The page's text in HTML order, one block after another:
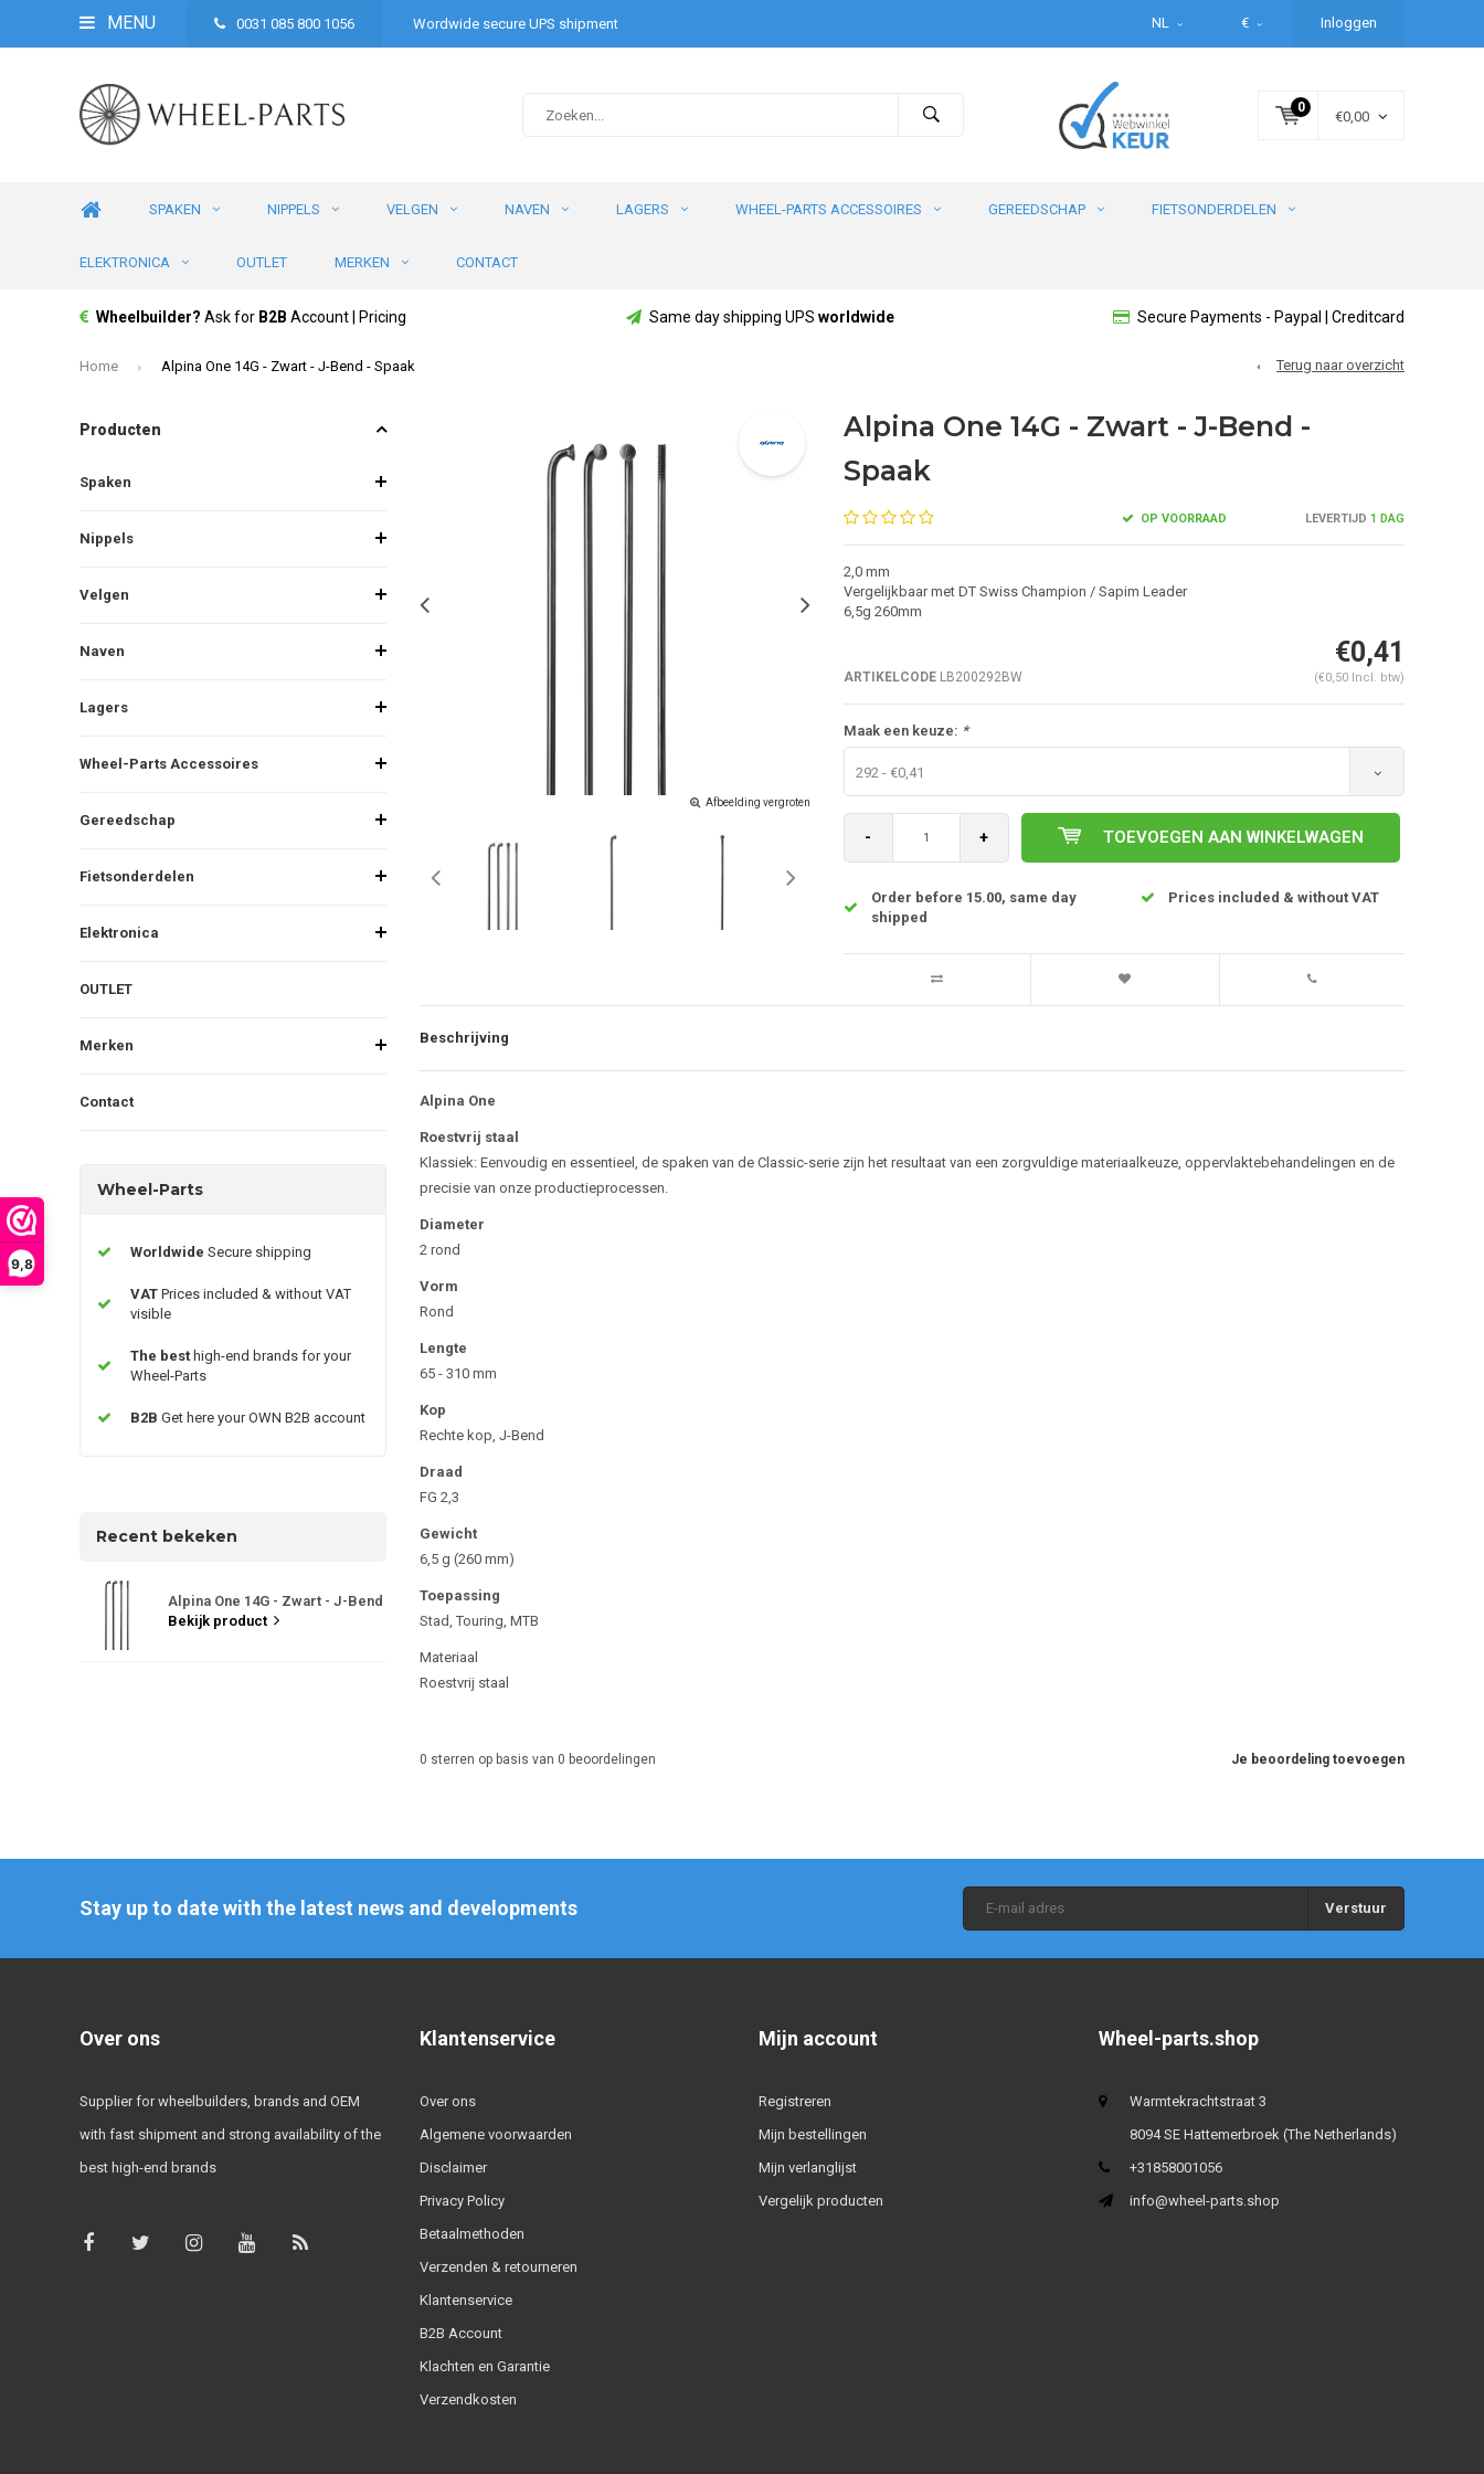
9,8
MENU 0031 085 800 1056 Wordwide secure UPS shipment NL € Inloggen
0
€0,00
SPAKEN NIPPELS VELGEN NAVEN LAGERS WHEEL-PARTS ACCESSOIRES GEREEDSCHAP FIETSONDERDELEN
ELEKTRONICA OUTLET MERKEN CONTACT
Wheelbuilder? Ask for B2B Account | Pricing Same day shipping UPS worldwide Secure Payments - Paypal | Creditcard
Home Alpina One 14G - Zwart - J-Bend - Spaak Terug naar overzicht
Producten
Spaken
Nippels
Velgen
Naven
Lagers
Wheel-Parts Accessoires
Gereedschap
Fietsonderdelen
Elektronica
OUTLET
Merken
Contact
Wheel-Parts
Worldwide Secure shipping
VAT Prices included & without VAT
visible
The best high-end brands for your
Wheel-Parts
B2B Get here your OWN B2B account
Recent bekeken
Alpina One 14G - Zwart - J-Bend
Bekijk product
Afbeelding vergroten
Alpina One 14G - Zwart - J-Bend -
Spaak
OP VOORRAAD LEVERTIJD 1 DAG
2,0 mm
Vergelijkbaar met DT Swiss Champion / Sapim Leader
6,5g 260mm
ARTIKELCODELB200292BW
€0,41
(€0,50 Incl. btw)
Maak een keuze: *
292 - €0,41
- + TOEVOEGEN AAN WINKELWAGEN
Order before 15.00, same day
shipped
Prices included & without VAT
Beschrijving
Alpina One
Roestvrij staal
Klassiek: Eenvoudig en essentieel, de spaken van de Classic-serie zijn het resultaat van een zorgvuldige materiaalkeuze, oppervlaktebehandelingen en de
precisie van onze productieprocessen.
Diameter
2 rond
Vorm
Rond
Lengte
65 - 310 mm
Kop
Rechte kop, J-Bend
Draad
FG 2,3
Gewicht
6,5 g (260 mm)
Toepassing
Stad, Touring, MTB
Materiaal
Roestvrij staal
Je beoordeling toevoegen
0 sterren op basis van 0 beoordelingen
Stay up to date with the latest news and developments Verstuur
Over ons
Supplier for wheelbuilders, brands and OEM
with fast shipment and strong availability of the
best high-end brands
Klantenservice
Over ons
Algemene voorwaarden
Disclaimer
Privacy Policy
Betaalmethoden
Verzenden & retourneren
Klantenservice
B2B Account
Klachten en Garantie
Verzendkosten
Mijn account
Registreren
Mijn bestellingen
Mijn verlanglijst
Vergelijk producten
Wheel-parts.shop
Warmtekrachtstraat 3
8094 SE Hattemerbroek (The Netherlands)
+31858001056
info@wheel-parts.shop